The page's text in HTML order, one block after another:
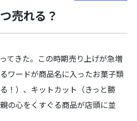
売れる？
てきた。この時期売り上げが急増
ワードが商品名に入ったお菓子類
！）、キットカット（きっと勝
の心をくすぐる商品が店頭に並